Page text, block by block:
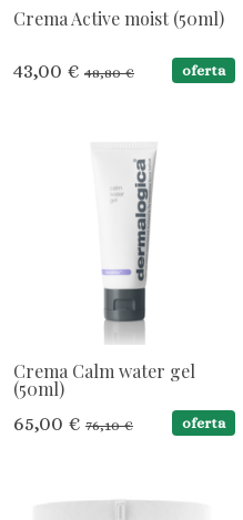
Crema Active moist (50ml)
43,00 € 48,80 € oferta
Crema Calm water gel
(50ml)
65,00 € 76,10 € oferta